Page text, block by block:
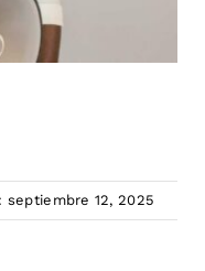
septiembre 12, 2025